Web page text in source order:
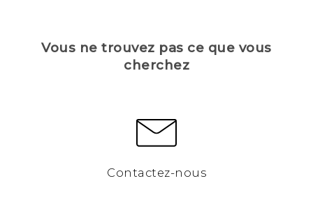
Vous ne trouvez pas ce que vous
cherchez
Contactez-nous